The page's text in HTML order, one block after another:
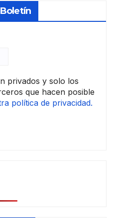
privados y solo los
que hacen posible
política de privacidad.